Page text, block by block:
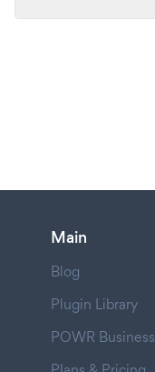
Main
Blog
Plugin Library
POWR Business